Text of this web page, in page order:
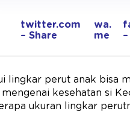
twitter.com
– Share
wa.
me
lingkar perut anak bisa
kesehatan si
ukuran lingkar